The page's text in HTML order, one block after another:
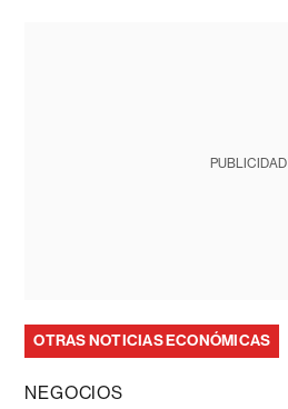
PUBLICIDAD
OTRAS NOTICIAS ECONÓMICAS
NEGOCIOS